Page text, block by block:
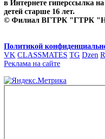
в Интернете гиперссылка
детей старше 16 лет.
© Филиал ВГТРК "ГТРК
Политикой
VK CLASSMATES TG Dzen
Реклама на сайте